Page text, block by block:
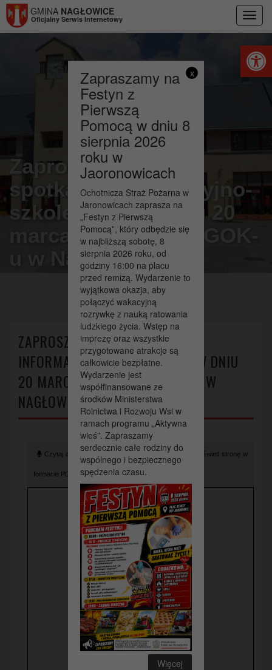
GMINA NAGŁOWICE
Oficjalny Serwis Internetowy
Zaproszenie na
spotkanie informacyjno-
szkoleniowe w dniu 20
marca 2023 roku w GOK-
u w Nagłowicach
Aktualności >
Zaproszenie na spotkanie informacyjno-szkoleniowe w dniu 20
marca 2023 roku w GOK-u w Nagłowicach
x
Zapraszamy na
Festyn z
Pierwszą
Pomocą w dniu 8
sierpnia 2026
roku w
Jaoronowicach
Ochotnicza Straż Pożarna w
Jaronowicach zaprasza na
„Festyn z Pierwszą
Pomocą”, który odbędzie się
w najbliższą sobotę, 8
sierpnia 2026 roku, od
godziny 16:00 na placu
przed remizą. Wydarzenie to
wyjątkowa okazja, aby
połączyć wakacyjną
rozrywkę z nauką ratowania
ludzkiego życia. Wstęp na
imprezę oraz wszystkie
przygotowane atrakcje są
całkowicie bezpłatne.
Wydarzenie jest
współfinansowane ze
środków Ministerstwa
Rolnictwa i Rozwoju Wsi w
ramach programu „Aktywna
wieś”. Zapraszamy
serdecznie całe rodziny do
wspólnego i bezpiecznego
spędzenia czasu.
Więcej
ZAPROSZENIE NA SPOTKANIE
INFORMACYJNO-SZKOLENIOWE W DNIU
20 MARCA 2023 ROKU W GOK-U W
NAGŁOWICACH
Czytaj artykuł (lektor) Drukuj stronę Wyświetl stronę w
formacie PDF